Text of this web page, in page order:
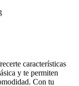
características
y te permiten
Con tu